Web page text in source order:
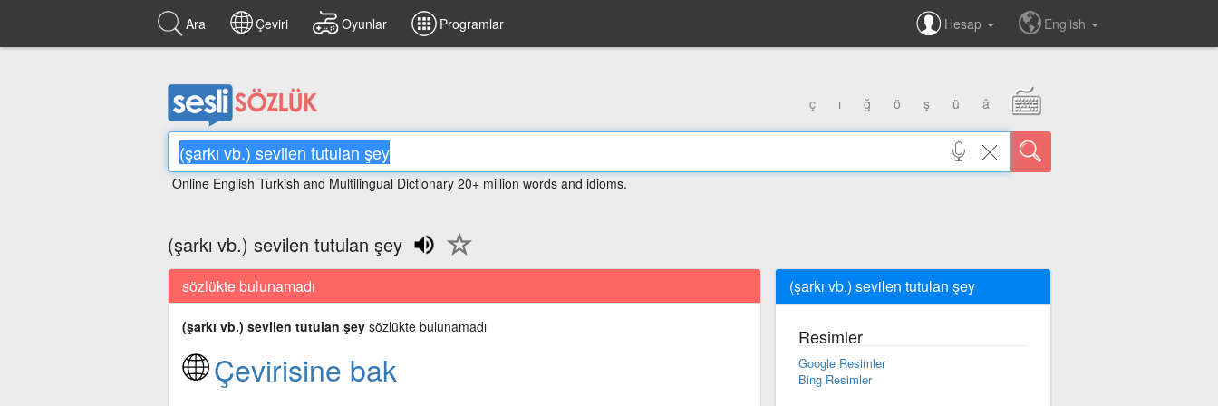
Ara Çeviri Oyunlar Programlar Hesap English
ç ı ğ ö ş ü â
Online English Turkish and Multilingual Dictionary 20+ million words and idioms.
(şarkı vb.) sevilen tutulan şey
sözlükte bulunamadı
(şarkı vb.) sevilen tutulan şeysözlükte bulunamadı
Çevirisine bak
(şarkı vb.) sevilen tutulan şey
Resimler
Google Resimler
Bing Resimler